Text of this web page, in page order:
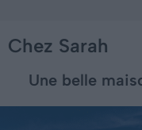
Chez Sarah
Une belle